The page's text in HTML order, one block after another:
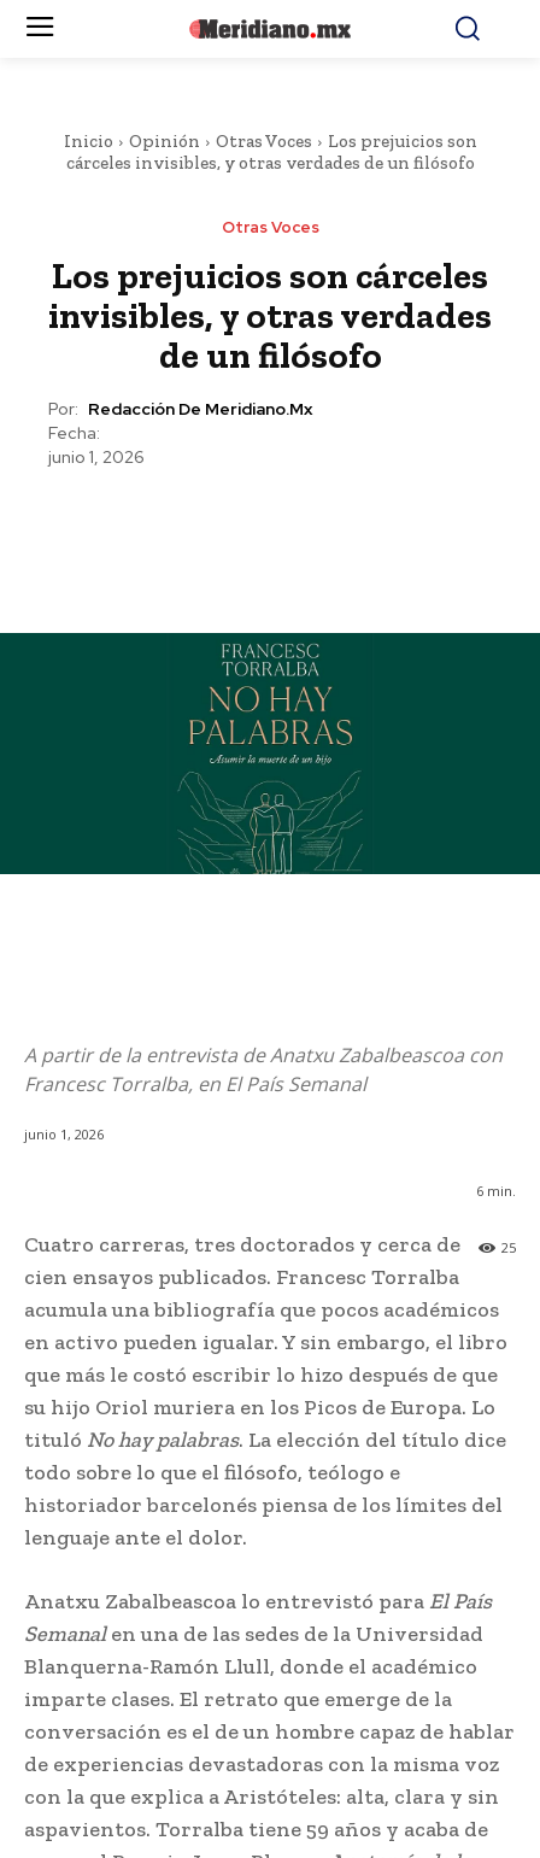
Inicio Opinión Otras Voces
Los prejuicios son
cárceles invisibles, y otras verdades de un filósofo
Otras Voces
Los prejuicios son cárceles
invisibles, y otras verdades
de un filósofo
Por: Redacción De Meridiano.mx
Fecha:
junio 1, 2026
A partir de la entrevista de Anatxu Zabalbeascoa con
Francesc Torralba, en El País Semanal
junio 1, 2026
6 min.
25
Cuatro carreras, tres doctorados y cerca de
cien ensayos publicados. Francesc Torralba
acumula una bibliografía que pocos académicos
en activo pueden igualar. Y sin embargo, el libro
que más le costó escribir lo hizo después de que
su hijo Oriol muriera en los Picos de Europa. Lo
tituló No hay palabras. La elección del título dice
todo sobre lo que el filósofo, teólogo e
historiador barcelonés piensa de los límites del
lenguaje ante el dolor.
Anatxu Zabalbeascoa lo entrevistó para El País
Semanalen una de las sedes de la Universidad
Blanquerna-Ramón Llull, donde el académico
imparte clases. El retrato que emerge de la
conversación es el de un hombre capaz de hablar
de experiencias devastadoras con la misma voz
con la que explica a Aristóteles: alta, clara y sin
aspavientos. Torralba tiene 59 años y acaba de